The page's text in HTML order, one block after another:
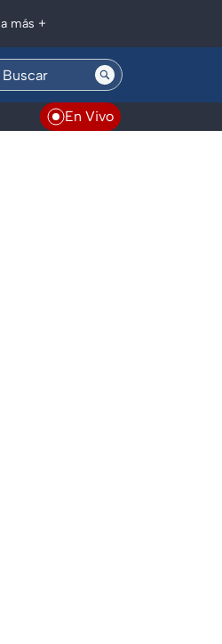
a más +
En Vivo